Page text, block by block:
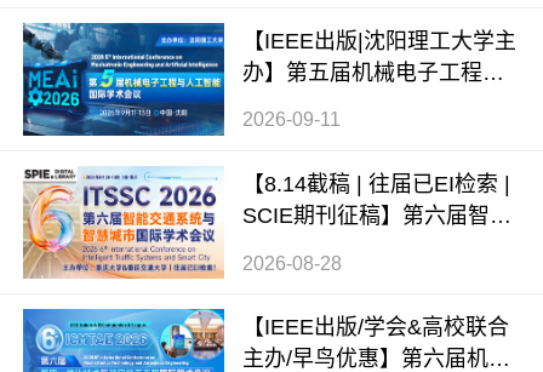
【IEEE出版|沈阳理工大学主
办】第五届机械电子工程与
2026-09-11
【8.14截稿 | 往届已EI检索 |
SCIE期刊征稿】第六届智能
术会议（ITSSC 2026）
2026-08-28
【IEEE出版/学会&高校联合
主办/早鸟优惠】第六届机电